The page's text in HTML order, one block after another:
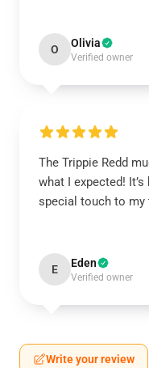
O Olivia
Verified owner
The Trippie Redd
what I expected!
special touch to my
E Eden
Verified owner
Write your review